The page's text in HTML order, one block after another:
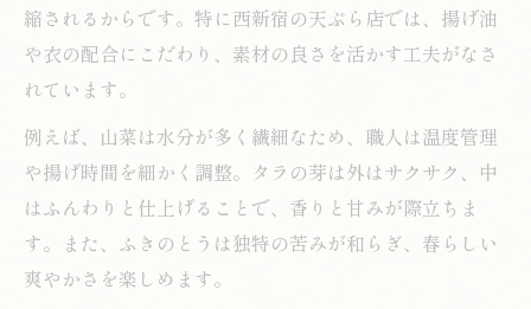
江戸前天ぷらに山菜を添えて西新宿の新発見
伝統の江戸前天ぷらと山菜の絶妙な組み合
わせ
山菜で広がる江戸前天ぷらの新しい世界
西新宿で味わう江戸前天ぷらと山菜の融合
天ぷらに山菜を添えることで生まれる発見
山菜天ぷらで知る江戸前技法の奥深さ
西新宿で味わう山菜天ぷらの楽しみ方
縮されるからです。特に西新宿の天ぷら店では、揚げ油
や衣の配合にこだわり、素材の良さを活かす工夫がなさ
れています。
例えば、山菜は水分が多く繊細なため、職人は温度管理
や揚げ時間を細かく調整。タラの芽は外はサクサク、中
はふんわりと仕上げることで、香りと甘みが際立ちま
す。また、ふきのとうは独特の苦みが和らぎ、春らしい
爽やかさを楽しめます。